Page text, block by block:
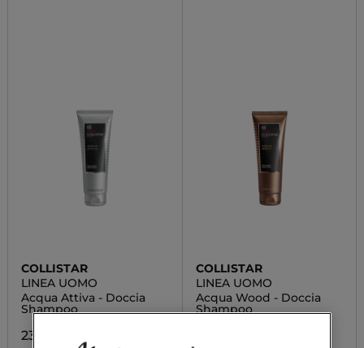
COLLISTAR
LINEA UOMO
Acqua Attiva - Doccia
Shampoo
23,03 €
COLLISTAR
LINEA UOMO
Acqua Wood - Doccia
Shampoo